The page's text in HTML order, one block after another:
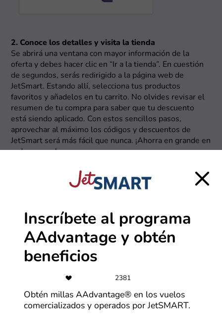
2. Conoce los detalles y visita la tienda
Se abrirá una ventana con mayor información de la
oferta y debes hacer clic en “Ir a la tienda”. En cuestión
de segundos, serás redirigido a la página web de
JetSmart. Estando allí, selecciona tus productos
favoritos y añadelos en tu carrito. No olvides revisar el
resumen de tu compra para saber que tu descuento
está siendo aplicado. Con estos sencillos pasos,
aprovechar al máximo los códigos y descuentos de
JetSmart será más fácil que nunca. ¡Ahorra en grande en
cada compra!
Inscríbete al programa
AAdvantage y obtén
beneficios
2381
Obtén millas AAdvantage® en los vuelos
comercializados y operados por JetSMART.